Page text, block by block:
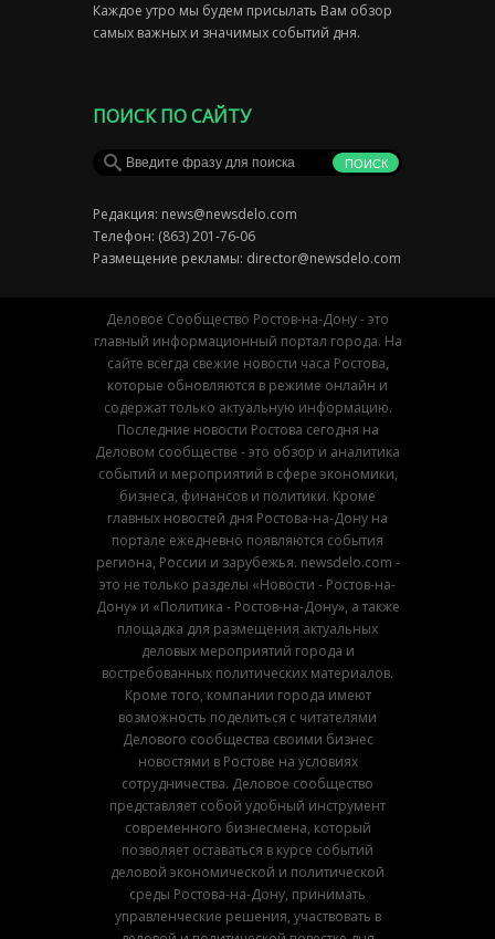
Каждое утро мы будем присылать Вам обзор
самых важных и значимых событий дня.
ПОИСК ПО САЙТУ
Редакция: news@newsdelo.com
Телефон: (863) 201-76-06
Размещение рекламы: director@newsdelo.com
Деловое Сообщество Ростов-на-Дону - это
главный информационный портал города. На
сайте всегда свежие новости часа Ростова,
которые обновляются в режиме онлайн и
содержат только актуальную информацию.
Последние новости Ростова сегодня на
Деловом сообществе - это обзор и аналитика
событий и мероприятий в сфере экономики,
бизнеса, финансов и политики. Кроме
главных новостей дня Ростова-на-Дону на
портале ежедневно появляются события
региона, России и зарубежья. newsdelo.com -
это не только разделы «Новости - Ростов-на-
Дону» и «Политика - Ростов-на-Дону», а также
площадка для размещения актуальных
деловых мероприятий города и
востребованных политических материалов.
Кроме того, компании города имеют
возможность поделиться с читателями
Делового сообщества своими бизнес
новостями в Ростове на условиях
сотрудничества. Деловое сообщество
представляет собой удобный инструмент
современного бизнесмена, который
позволяет оставаться в курсе событий
деловой экономической и политической
среды Ростова-на-Дону, принимать
управленческие решения, участвовать в